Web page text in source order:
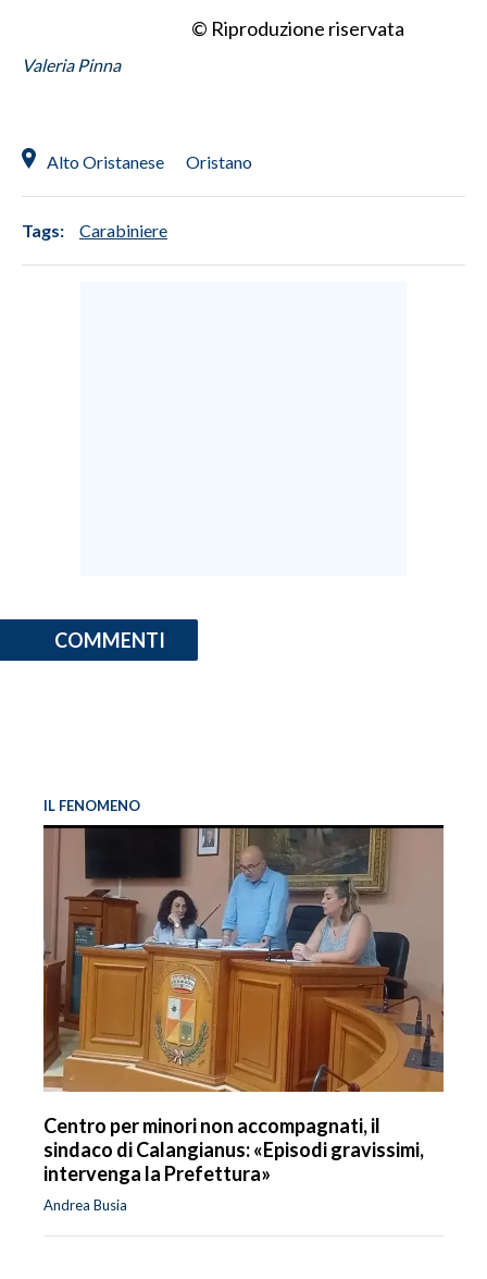
STORE
© Riproduzione riservata
Valeria Pinna
Alto Oristanese Oristano
Tags: Carabiniere
COMMENTI
IL FENOMENO
Centro per minori non accompagnati, il
sindaco di Calangianus: «Episodi gravissimi,
intervenga la Prefettura»
Andrea Busia